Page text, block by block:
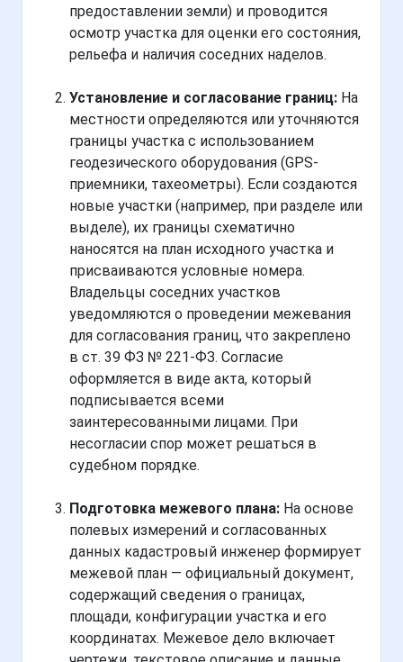
предоставлении земли) и проводится
осмотр участка для оценки его состояния,
рельефа и наличия соседних наделов.
Установление и согласование границ: На
местности определяются или уточняются
границы участка с использованием
геодезического оборудования (GPS-
приемники, тахеометры). Если создаются
новые участки (например, при разделе или
выделе), их границы схематично
наносятся на план исходного участка и
присваиваются условные номера.
Владельцы соседних участков
уведомляются о проведении межевания
для согласования границ, что закреплено
в ст. 39 ФЗ № 221-ФЗ. Согласие
оформляется в виде акта, который
подписывается всеми
заинтересованными лицами. При
несогласии спор может решаться в
судебном порядке.
Подготовка межевого плана: На основе
полевых измерений и согласованных
данных кадастровый инженер формирует
межевой план — официальный документ,
содержащий сведения о границах,
площади, конфигурации участка и его
координатах. Межевое дело включает